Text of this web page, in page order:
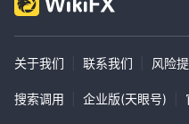
者在BSE和NSE的股票交割上
成为注重成本的交易者的理想
投资基金，进一步提高了对多
关于我们 联系我们 风险
搜索调用 企业版(天眼号)